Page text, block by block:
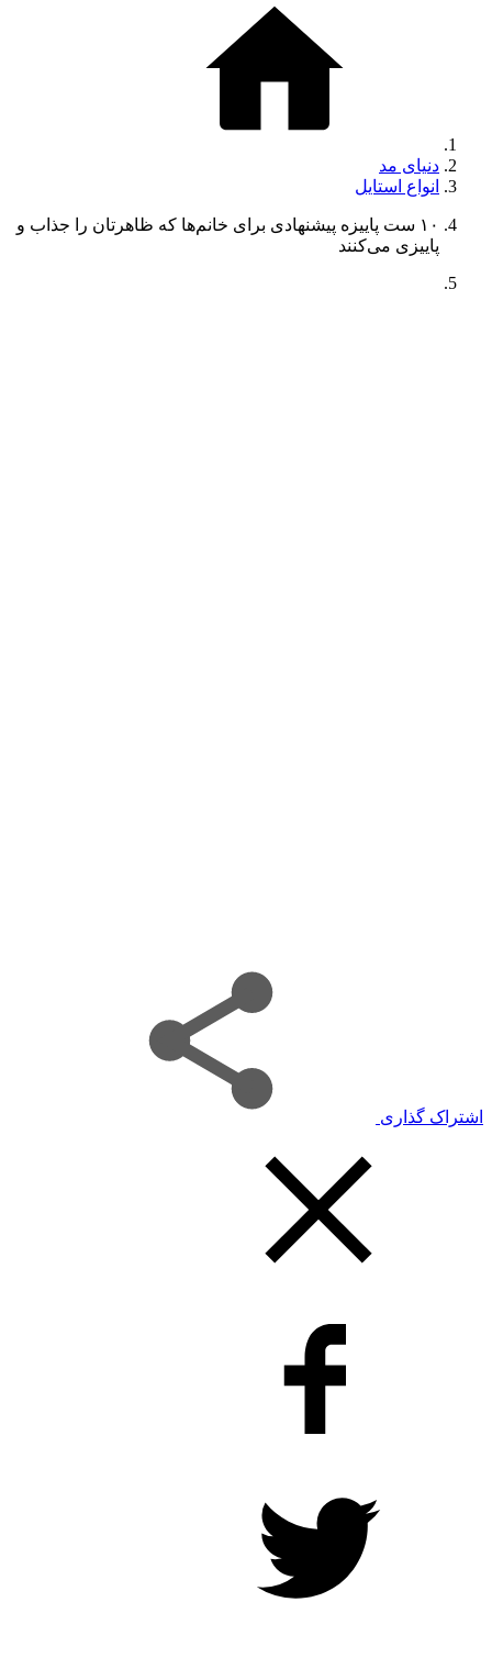
دنیای مد
انواع استایل
۱۰ ست پاییزه پیشنهادی برای خانم‌ها که ظاهرتان را جذاب و
پاییزی می‌کنند
اشتراک گذاری